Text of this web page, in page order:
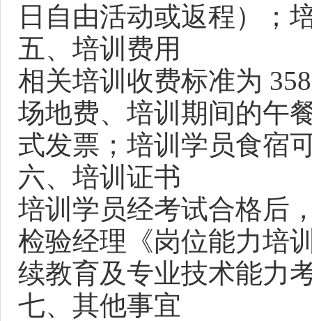
日自由活动或返程）；
五、培训费用
相关培训收费标准为
场地费、培训期间的午
式发票；培训学员食宿
六、培训证书
培训学员经考试合格后
检验经理《岗位能力培
续教育及专业技术能力
七、其他事宜